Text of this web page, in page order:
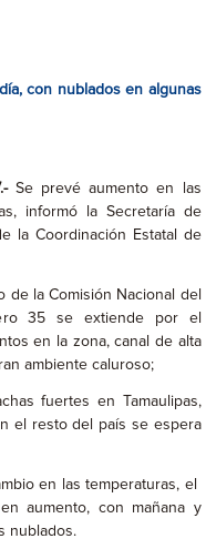
con nublados en algunas
Se prevé aumento en las
informó la Secretaría de
la Coordinación Estatal de
la Comisión Nacional del
35 se extiende por el
en la zona, canal de alta
ambiente caluroso;
fuertes en Tamaulipas,
el resto del país se espera
en las temperaturas, el
aumento, con mañana y
nublados.